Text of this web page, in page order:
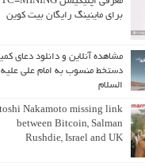
برای ماینینگ رایگان بیت کوین
مشاهده آنلاین و دانلود دعای
دستخط منسوب به امام علی علیه
السلام
Nakamoto missing link
between Bitcoin, Salman
Rushdie, Israel and UK